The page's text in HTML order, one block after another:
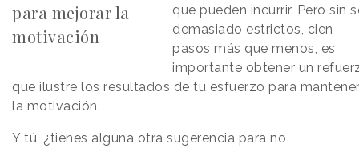
para mejorar la
motivación
que pueden incurrir. Pero sin
demasiado estrictos, cien
pasos más que menos, es
importante obtener un
que ilustre los resultados de tu esfuerzo para
la motivación.
Y tú, ¿tienes alguna otra sugerencia para no